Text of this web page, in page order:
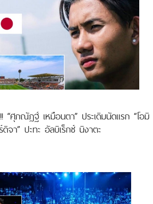
“ศุภณัฏฐ์ เหมือนตา” ประเดิมนัดแรก “โอมิ
จา” ปะทะ อัลบิเร็กซ์ นิงาตะ